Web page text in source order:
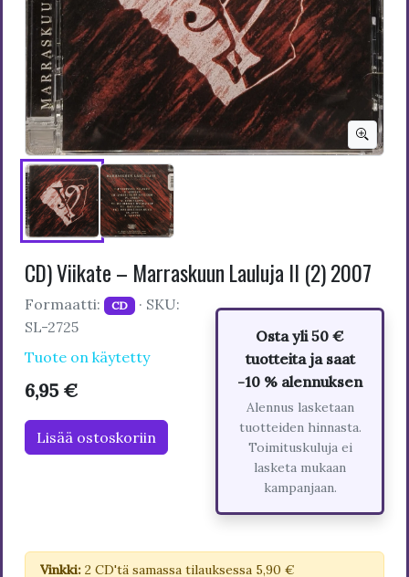
CD) Viikate – Marraskuun Lauluja II (2) 2007
Formaatti: CD · SKU:
SL-2725
Tuote on käytetty
6,95 €
Lisää ostoskoriin
Osta yli 50 €
tuotteita ja saat
-10 % alennuksen
Alennus lasketaan
tuotteiden hinnasta.
Toimituskuluja ei
lasketa mukaan
kampanjaan.
Vinkki: 2 CD'tä samassa tilauksessa 5,90 €